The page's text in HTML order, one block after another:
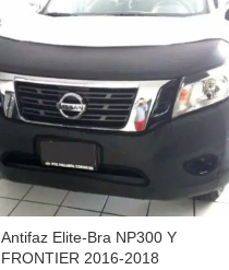
Antifaz Elite-Bra NP300 Y
FRONTIER 2016-2018